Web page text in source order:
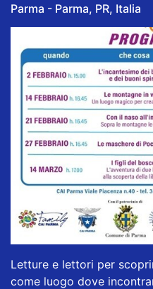
Parma - Parma, PR, Italia
Letture e lettori per
come luogo dove